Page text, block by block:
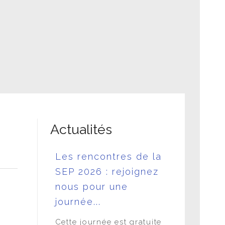
Actualités
Les rencontres de la
SEP 2026 : rejoignez
nous pour une
journée...
Cette journée est gratuite